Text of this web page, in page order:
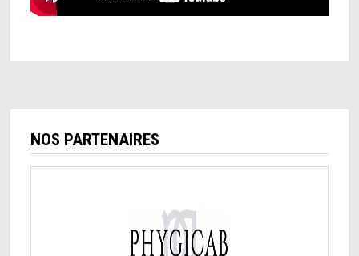
NOS PARTENAIRES